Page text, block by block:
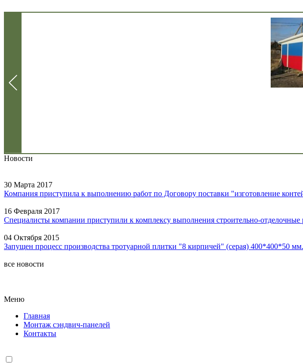
Новости
30 Марта 2017
Компания приступила к выполнению работ по Договору поставки "изготовление
16 Февраля 2017
Специалисты компании приступили к комплексу выполнения строительно-
04 Октября 2015
Запущен процесс производства тротуарной плитки "8 кирпичей" (серая) 400*400*50 мм.
все новости
Меню
Главная
Монтаж сэндвич-панелей
Контакты